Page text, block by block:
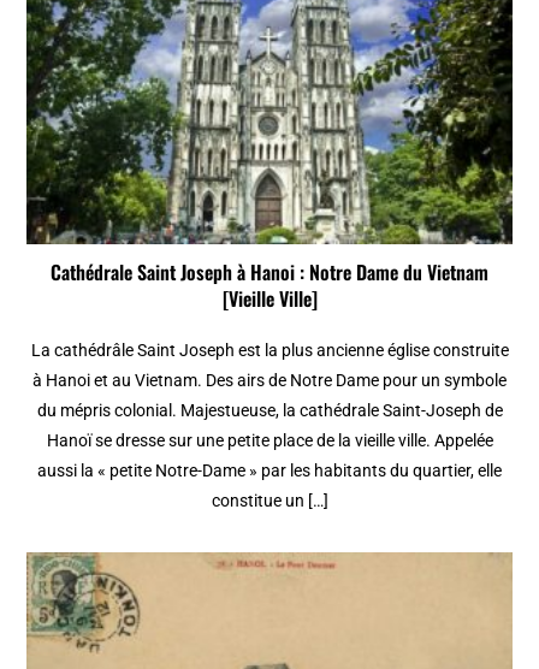
Cathédrale Saint Joseph à Hanoi : Notre Dame du Vietnam
[Vieille Ville]
La cathédrâle Saint Joseph est la plus ancienne église construite
à Hanoi et au Vietnam. Des airs de Notre Dame pour un symbole
du mépris colonial. Majestueuse, la cathédrale Saint-Joseph de
Hanoï se dresse sur une petite place de la vieille ville. Appelée
aussi la « petite Notre-Dame » par les habitants du quartier, elle
constitue un […]